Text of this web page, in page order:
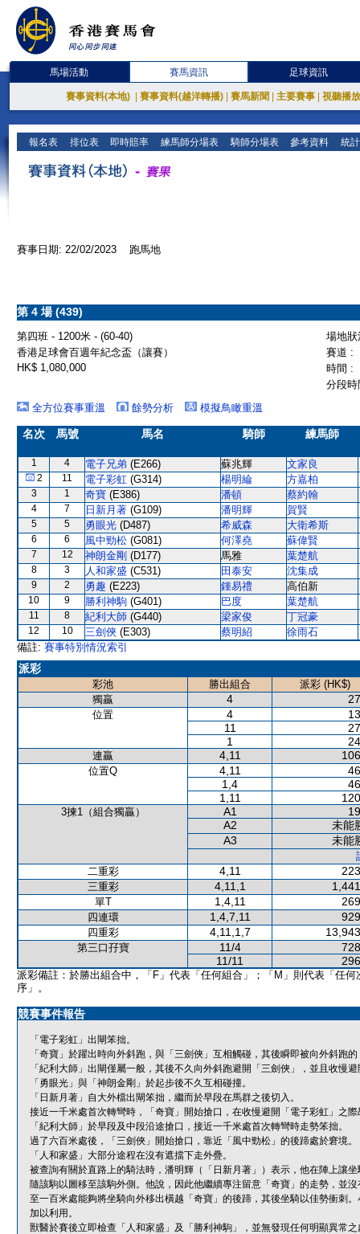
馬場活動 賽馬資訊 足球資訊
賽事資料(本地) 賽事資料(越洋轉播) 賽馬新聞 主要賽事 視聽播
報名表 排位表 即時賠率 練馬師分場表 騎師分場表 參考資料 統
賽事日期: 22/02/2023 跑馬地
第 4 場 (439)
第四班 - 1200米 - (60-40)
場地
香港足球會百週年紀念盃（讓賽）
賽道 :
HK$ 1,080,000
時間 :
分段
全方位賽事重溫
餘勢分析 模擬鳥瞰重溫
名次 馬號 馬名 騎師 練馬師
1 4 電子兄弟 (E266) 蘇兆輝 文家良
2 11 電子彩虹 (G314) 楊明綸 方嘉柏
3 1 奇寶 (E386) 潘頓 蔡約翰
4 7 日新月著 (G109) 潘明輝 賀賢
5 5 勇眼光 (D487) 希威森 大衛希斯
6 6 風中勁松 (G081) 何澤堯 蘇偉賢
7 12 神朗金剛 (D177) 馬雅 葉楚航
8 3 人和家盛 (C531) 田泰安 沈集成
9 2 勇趣 (E223) 鍾易禮 高伯新
10 9 勝利神駒 (G401) 巴度 葉楚航
11 8 紀利大師 (G440) 梁家俊 丁冠豪
12 10 三劍俠 (E303) 蔡明紹
徐雨石
備註: 賽事特別情況索引
派彩
彩池 勝出組合
派彩 (HK$)
獨贏
4
位置 4
11
1
連贏 4,11
位置Q 4,11
1,4
1,11
3揀1（組合獨贏） A1
A2
未能
A3
未能
二重彩
4,11
三重彩 4,11,1
單T 1,4,11
四連環 1,4,7,11
四重彩 4,11,1,7
第三口孖寶 11/4
11/11
派彩備註：於勝出組合中，「F」代表「任何組合」；「M」則代表「任何
序」。
競賽事件報告
「電子彩虹」出閘笨拙。
「奇寶」於躍出時向外斜跑，與「三劍俠」互相觸碰，其後瞬即被向外斜跑
「紀利大師」出閘僅屬一般，其後不久向外斜跑避開「三劍俠」，並且收慢
「勇眼光」與「神朗金剛」於起步後不久互相碰撞。
「日新月著」自大外檔出閘笨拙，繼而於早段在馬群之後切入。
接近一千米處首次轉彎時，「奇寶」開始搶口，在收慢避開「電子彩虹」之
「紀利大師」於早段及中段沿途搶口，接近一千米處首次轉彎時走勢笨拙。
過了六百米處後，「三劍俠」開始搶口，靠近「風中勁松」的後蹄處於窘境。
「人和家盛」大部分途程在沒有遮擋下走外疊。
被查詢有關於直路上的騎法時，潘明輝（「日新月著」）表示，他在陣上讓
隨該駒以圖移至該駒外側。他說，因此他繼續專注留意「奇寶」的走勢，並
至一百米處能夠將坐騎向外移出橫越「奇寶」的後蹄，其後坐騎以佳勢衝刺
加以利用。
獸醫於賽後立即檢查「人和家盛」及「勝利神駒」，並無發現任何明顯異常之